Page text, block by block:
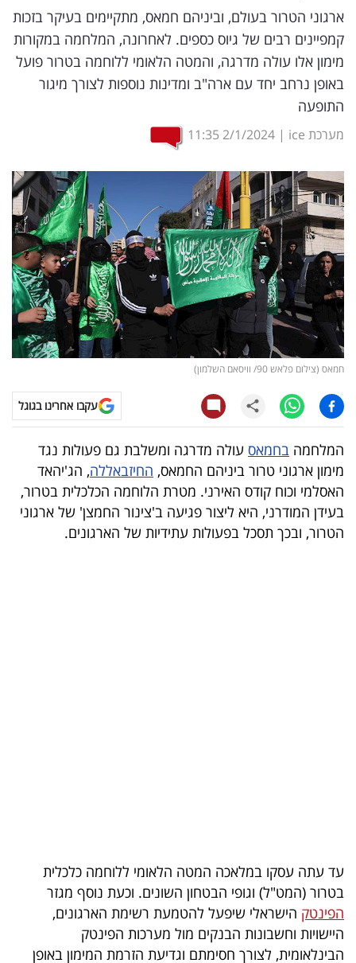
וטק
שיווק
ופרסום
משפט
ומחקרים
דעות
רכילות
עסקית
קריפטו
ויראלי
עסקי
ספורט
קריירה
ולימודים
מינויים
הכלכלי
פודקאסט
40
ארגוני הטרור בעולם, וביניהם חמאס, מתקיימים בעיקר בזכות
קמפיינים רבים של גיוס כספים. לאחרונה, המלחמה במקורות
מימון אלו עולה מדרגה, והמטה הלאומי ללוחמה בטרור פועל
באופן נרחב יחד עם ארה"ב ומדינות נוספות לצורך מיגור
התופעה
מערכת ice |
2/1/2024
11:35
חמאס (צילום פלאש 90/ וויסאם השלמון)
עקבו אחרינו בגוגל
המלחמה בחמאס עולה מדרגה ומשלבת גם פעולות נגד
מימון ארגוני טרור ביניהם החמאס, החיזבאללה, הג'יהאד
האסלמי וכוח קודס האירני. מטרת הלוחמה הכלכלית בטרור,
בעידן המודרני, היא ליצור פגיעה ב'צינור החמצן' של ארגוני
הטרור, ובכך תסכל בפעולות עתידיות של הארגונים.
עד עתה עסקו במלאכה המטה הלאומי ללוחמה כלכלית
בטרור (המט"ל) וגופי הבטחון השונים. וכעת נוסף מגזר
הפינטק הישראלי שיפעל להטמעת רשימת הארגונים,
היישויות וחשבונות הבנקים מול מערכות הפינטק
הבינלאומית, לצורך חסימתם וגדיעת הזרמת המימון באופן